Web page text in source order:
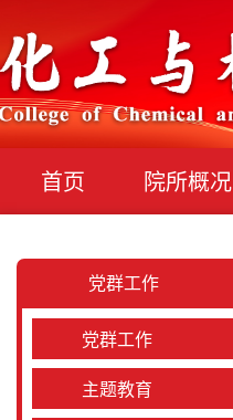
首页 院所概况
党群工作
党群工作
主题教育